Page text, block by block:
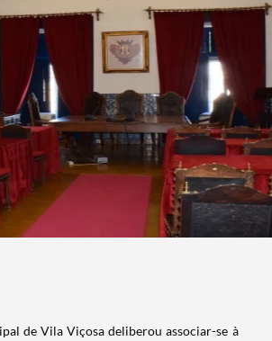
de Vila Viçosa deliberou associar-se à